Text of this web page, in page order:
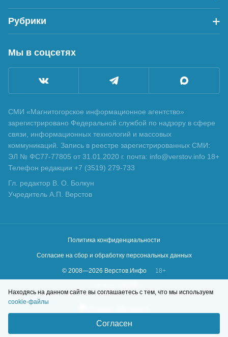
Рубрики
Мы в соцсетях
СМИ «Магнитогорское информационное агентство»
зарегистрировано Федеральной службой по надзору в сфере
связи, информационных технологий и массовых
коммуникаций. Запись в реестре зарегистрированных СМИ:
ЭЛ № ФС77-77805 от 31.01.2020 г. почта: info@verstov.info 18+
Телефон редакции +7 (3519) 279-733
Гл. редактор В. О. Болкун
Учредитель А.П. Верстов
Политика конфиденциальности
Согласие на сбор и обработку персональных данных
© 2008—2026 Верстов.Инфо
18+
Находясь на данном сайте вы соглашаетесь с тем, что мы используем
cookie-файлы
Согласен